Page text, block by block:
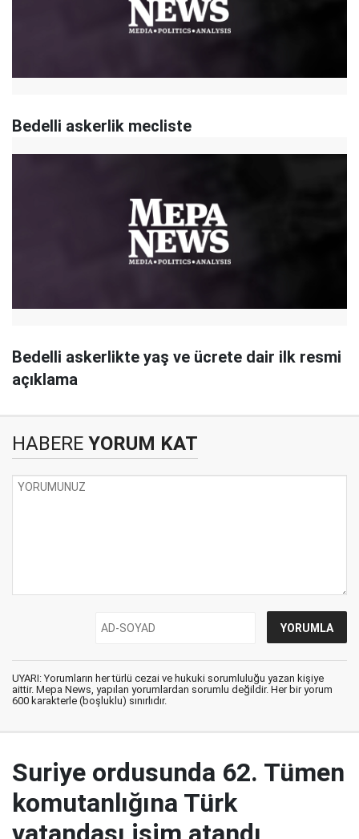
Bedelli askerlik mecliste
Bedelli askerlikte yaş ve ücrete dair ilk resmi
açıklama
HABERE YORUM KAT
UYARI: Yorumların her türlü cezai ve hukuki sorumluluğu yazan kişiye
aittir. Mepa News, yapılan yorumlardan sorumlu değildir. Her bir yorum
600 karakterle (boşluklu) sınırlıdır.
Suriye ordusunda 62. Tümen
komutanlığına Türk